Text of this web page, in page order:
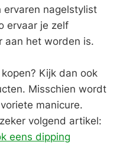
ervaren nagelstylist
ervaar je zelf
aan het worden is.
Kijk dan ook
Misschien wordt
manicure.
volgend artikel:
eens dipping